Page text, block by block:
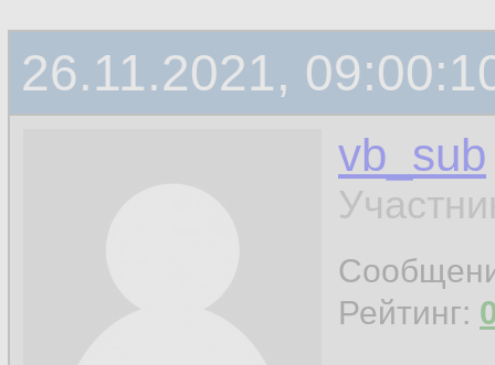
26.11.2021,
vb_sub
Рейтинг: